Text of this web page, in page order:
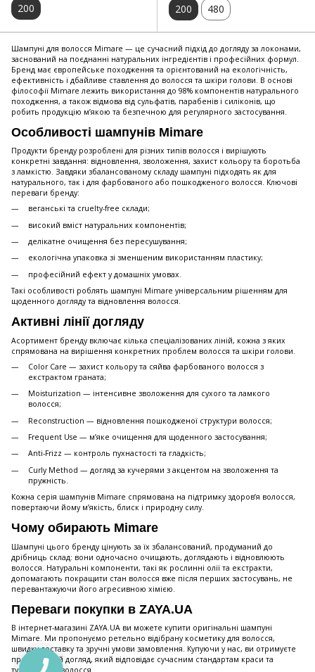
200 200 480
Шампуні для волосся Mimare — це сучасний підхід до догляду за локонами,
заснований на поєднанні натуральних інгредієнтів і професійних формул.
Бренд має європейське походження та орієнтований на екологічність,
ефективність і дбайливе ставлення до волосся та шкіри голови. В основі
філософії Mimare лежить використання до 98% компонентів натурального
походження, а також відмова від сульфатів, парабенів і силіконів, що
робить продукцію м’якою та безпечною для регулярного застосування.
Особливості шампунів Mimare
Продукти бренду розроблені для різних типів волосся і вирішують
конкретні завдання: відновлення, зволоження, захист кольору та боротьба
з ламкістю. Завдяки збалансованому складу шампуні підходять як для
натурального, так і для фарбованого або пошкодженого волосся. Ключові
переваги бренду:
веганські та cruelty-free склади;
високий вміст натуральних компонентів;
делікатне очищення без пересушування;
екологічна упаковка зі зменшеним використанням пластику;
професійний ефект у домашніх умовах.
Такі особливості роблять шампуні Mimare універсальним рішенням для
щоденного догляду та відновлення волосся.
Активні лінії догляду
Асортимент бренду включає кілька спеціалізованих ліній, кожна з яких
спрямована на вирішення конкретних проблем волосся та шкіри голови.
Color Care — захист кольору та сяйва фарбованого волосся з
екстрактом граната;
Moisturization — інтенсивне зволоження для сухого та ламкого
волосся;
Reconstruction — відновлення пошкодженої структури волосся;
Frequent Use — м’яке очищення для щоденного застосування;
Anti-Frizz — контроль пухнастості та гладкість;
Curly Method — догляд за кучерями з акцентом на зволоження та
пружність.
Кожна серія шампунів Mimare спрямована на підтримку здоров’я волосся,
повертаючи йому м’якість, блиск і природну силу.
Чому обирають Mimare
Шампуні цього бренду цінують за їх збалансований, продуманий до
дрібниць склад: вони одночасно очищають, доглядають і відновлюють
волосся. Натуральні компоненти, такі як рослинні олії та екстракти,
допомагають покращити стан волосся вже після перших застосувань, не
перевантажуючи його агресивною хімією.
Переваги покупки в ZAYA.UA
В інтернет-магазині ZAYA.UA ви можете купити оригінальні шампуні
Mimare. Ми пропонуємо ретельно відібрану косметику для волосся,
швидку доставку та зручні умови замовлення. Купуючи у нас, ви отримуєте
професійний догляд, який відповідає сучасним стандартам краси та